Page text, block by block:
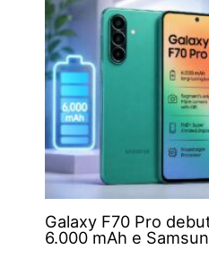
Galaxy F70 Pro
6.000 mAh e